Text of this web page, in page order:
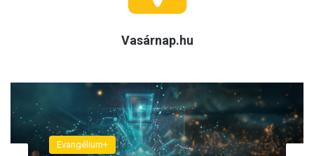
Vasárnap.hu
Evangélium+